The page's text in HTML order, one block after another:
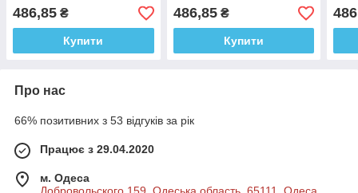
486,85 ₴
Купити
486,85₴
Купити
Про нас
66% позитивних з 53 відгуків за рік
Працює з 29.04.2020
м. Одеса